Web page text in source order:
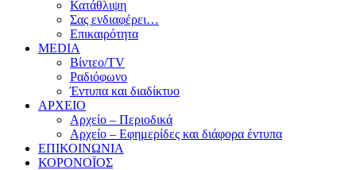
Κατάθλιψη
Σας ενδιαφέρει…
Επικαιρότητα
MEDIA
Βίντεο/TV
Ραδιόφωνο
Έντυπα και διαδίκτυο
ΑΡΧΕΙΟ
Αρχείο – Περιοδικά
Αρχείο – Εφημερίδες και διάφορα έντυπα
ΕΠΙΚΟΙΝΩΝΙΑ
ΚΟΡΟΝΟΪΟΣ